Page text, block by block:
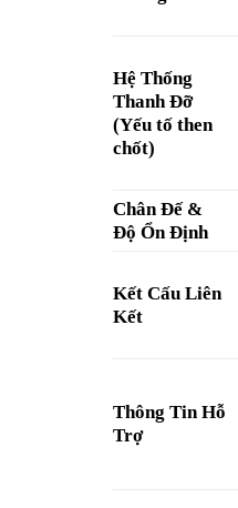
Hệ Thống
Thanh Đỡ
(Yếu tố then
chốt)
Chân Đế &
Độ Ổn Định
Kết Cấu Liên
Kết
Thông Tin Hỗ
Trợ